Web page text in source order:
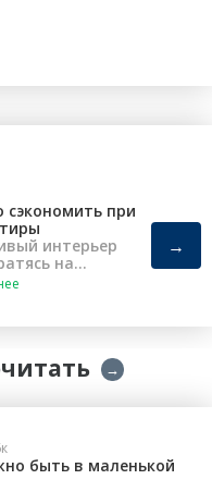
при
интерьер
на
→
→
быть в маленькой